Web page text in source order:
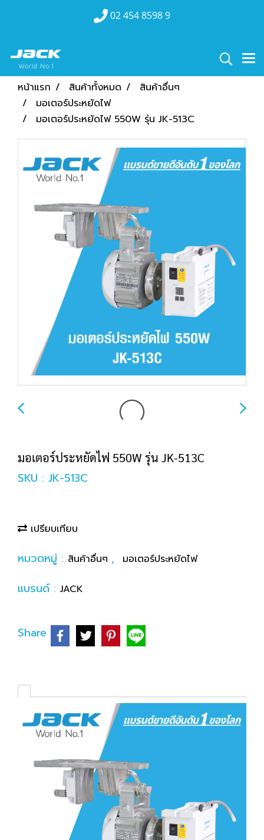
02 454 8598 9
หน้าแรก สินค้าทั้งหมด
สินค้าอื่นๆ
มอเตอร์ประหยัดไฟ
มอเตอร์ประหยัดไฟ 550W รุ่น JK-513C
มอเตอร์ประหยัดไฟ 550W รุ่น JK-513C
SKU : JK-513C
เปรียบเทียบ
หมวดหมู่ : สินค้าอื่นๆ , มอเตอร์ประหยัดไฟ
แบรนด์ : JACK
Share